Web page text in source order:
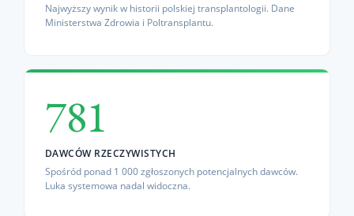
Najwyższy wynik w historii polskiej transplantologii. Dane
Ministerstwa Zdrowia i Poltransplantu.
781
DAWCÓW RZECZYWISTYCH
Spośród ponad 1 000 zgłoszonych potencjalnych dawców.
Luka systemowa nadal widoczna.